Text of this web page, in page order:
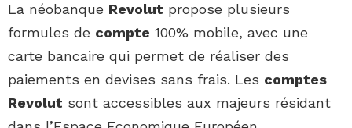
La néobanque Revolut propose plusieurs
formules de compte 100% mobile, avec une
carte bancaire qui permet de réaliser des
paiements en devises sans frais. Les comptes
Revolut sont accessibles aux majeurs résidant